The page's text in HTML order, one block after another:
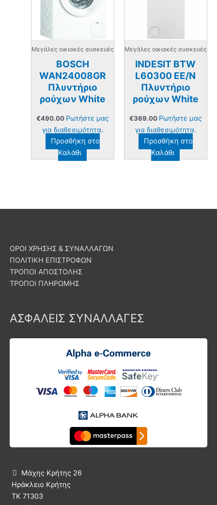
Μεγάλες οικιακές συσκευές
BOSCH
WAN24008GR
Πλυντήριο
ρούχων White
€490.00 Ρωτήστε μας
για διαθεσιμότητα.
Προσθήκη στο
Καλάθι
Μεγάλες οικιακές συσκευές
INDESIT BTW
L60300 EE/N
Πλυντήριο
ρούχων White
€369.00 Ρωτήστε μας
για διαθεσιμότητα.
Προσθήκη στο
Καλάθι
ΟΡΟΙ ΧΡΗΣΗΣ & ΣΥΝΑΛΛΑΓΩΝ
ΠΟΛΙΤΙΚΗ ΕΠΙΣΤΡΟΦΩΝ
ΤΡΟΠΟΙ ΑΠΟΣΤΟΛΗΣ
ΤΡΟΠΟΙ ΠΛΗΡΩΜΗΣ
ΑΣΦΑΛΕΙΣ ΣΥΝΑΛΛΑΓΕΣ

Μάχης Κρήτης 26
Ηράκλειο Κρήτης
ΤΚ 71303